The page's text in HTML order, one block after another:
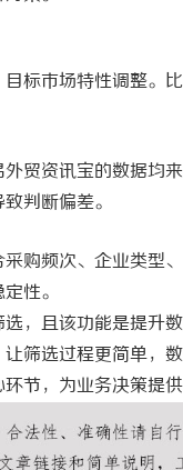
标市场特性调整。
贸资讯宝的数据均
判断偏差。
购频次、企业类型
性。
，且该功能是提升
筛选过程更简单，
节，为业务决策提